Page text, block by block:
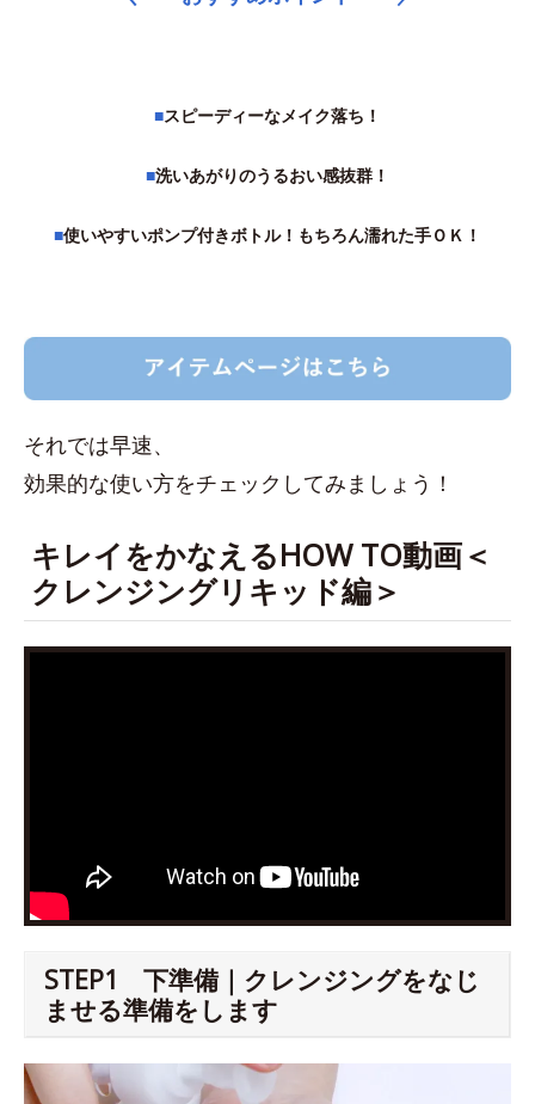
■スピーディーなメイク落ち！
■洗いあがりのうるおい感抜群！
■使いやすいポンプ付きボトル！もちろん濡れた手ＯＫ！
それでは早速、
効果的な使い方をチェックしてみましょう！
キレイをかなえるHOW TO動画＜
クレンジングリキッド編＞
STEP1 下準備｜クレンジングをなじ
ませる準備をします